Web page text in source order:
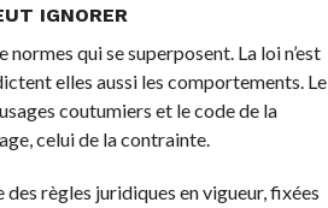
IGNORER
qui se superposent. La loi n’est
elles aussi les comportements. Le
coutumiers et le code de la
celui de la contrainte.